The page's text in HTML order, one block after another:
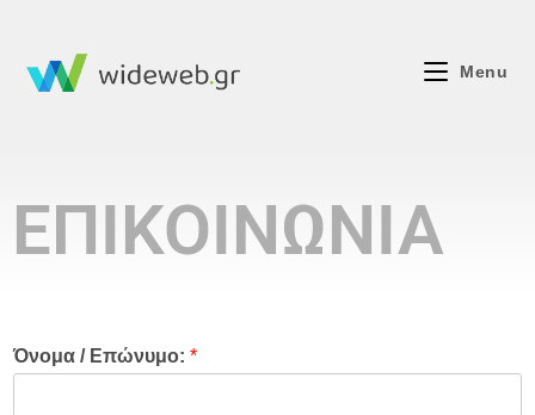
Menu
ΕΠΙΚΟΙΝΩΝΙΑ
Όνομα / Επώνυμο: *